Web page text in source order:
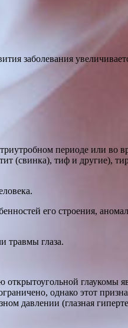
заболевания
периоде или во
(свинка), тиф и другие),
его строения,
травмы глаза.
глаукомы
однако этот
давлении (глазная